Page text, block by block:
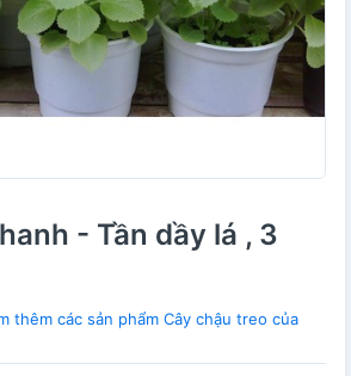
- Tần dầy lá , 3
thêm các sản phẩm Cây chậu treo của